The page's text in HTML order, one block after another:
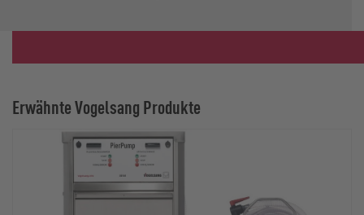
Erwähnte Vogelsang Produkte